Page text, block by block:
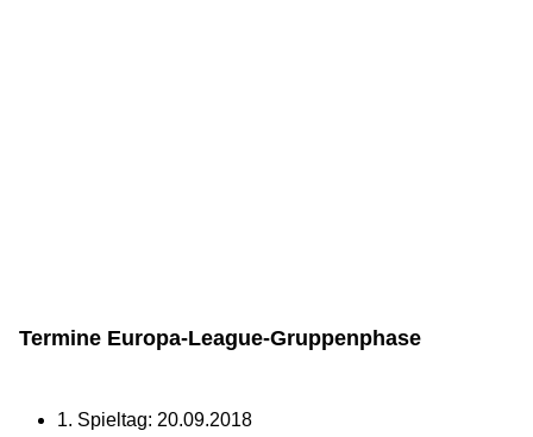
Termine Europa-League-Gruppenphase
1. Spieltag: 20.09.2018